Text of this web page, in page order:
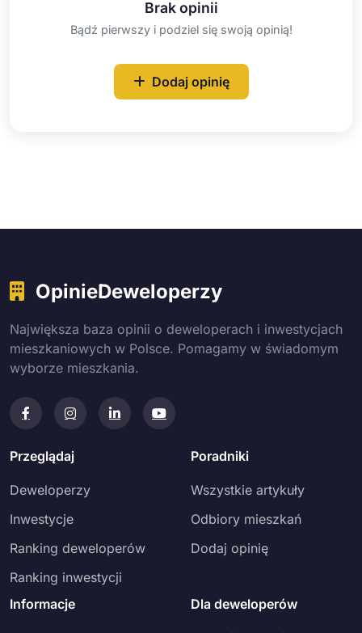
Brak opinii
Bądź pierwszy i podziel się swoją opinią!
Dodaj opinię
OpinieDeweloperzy
Największa baza opinii o deweloperach i inwestycjach
mieszkaniowych w Polsce. Pomagamy w świadomym
wyborze mieszkania.
Przeglądaj
Deweloperzy
Inwestycje
Ranking deweloperów
Ranking inwestycji
Poradniki
Wszystkie artykuły
Odbiory mieszkań
Dodaj opinię
Informacje Dla deweloperów